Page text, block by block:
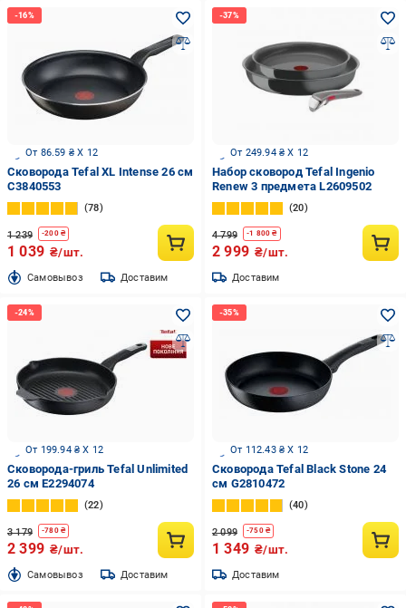
От 86.59 ₴ X 12
Сковорода Tefal XL Intense 26 см
C3840553
78
1 239 -200₴
1 039 ₴/шт.
Cамовывоз Доставим
От 249.94 ₴ X 12
Набор сковород Tefal Ingenio
Renew 3 предмета L2609502
20
4 799 -1 800 ₴
2 999 ₴/шт.
Доставим
От 199.94 ₴ X 12
Сковорода-гриль Tefal Unlimited
26 см E2294074
22
3 179 -780₴
2 399 ₴/шт.
Cамовывоз Доставим
От 112.43 ₴ X 12
Сковорода Tefal Black Stone 24
см G2810472
40
2 099 -750₴
1 349 ₴/шт.
Доставим